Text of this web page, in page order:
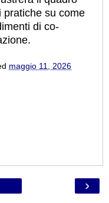
pratiche su come
di co-
maggio 11, 2026
›